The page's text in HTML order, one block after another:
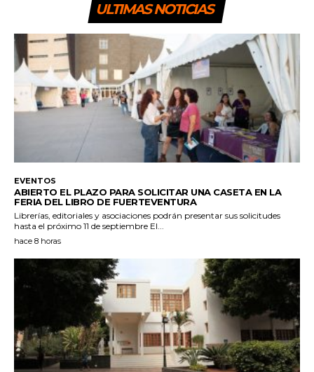
ULTIMAS NOTICIAS
EVENTOS
ABIERTO EL PLAZO PARA SOLICITAR UNA CASETA EN LA
FERIA DEL LIBRO DE FUERTEVENTURA
Librerías, editoriales y asociaciones podrán presentar sus solicitudes
hasta el próximo 11 de septiembre El...
hace 8 horas